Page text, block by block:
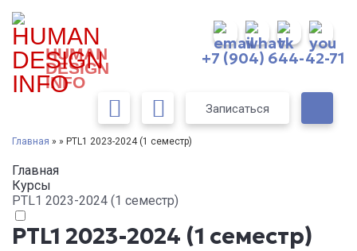
HUMAN
DESIGN
INFO
+7 (904) 644-42-71
Записаться
Главная » » PTL1 2023-2024 (1 семестр)
Главная
Курсы
PTL1 2023-2024 (1 семестр)
PTL1 2023-2024 (1 семестр)